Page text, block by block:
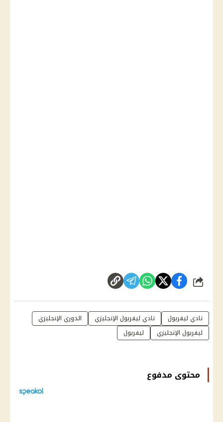
شارك
نادي ليفربول نادي ليفربول الإنجليزي
الدوري الإنجليزي
ليفربول الإنجليزي
ليفربول
محتوى مدفوع